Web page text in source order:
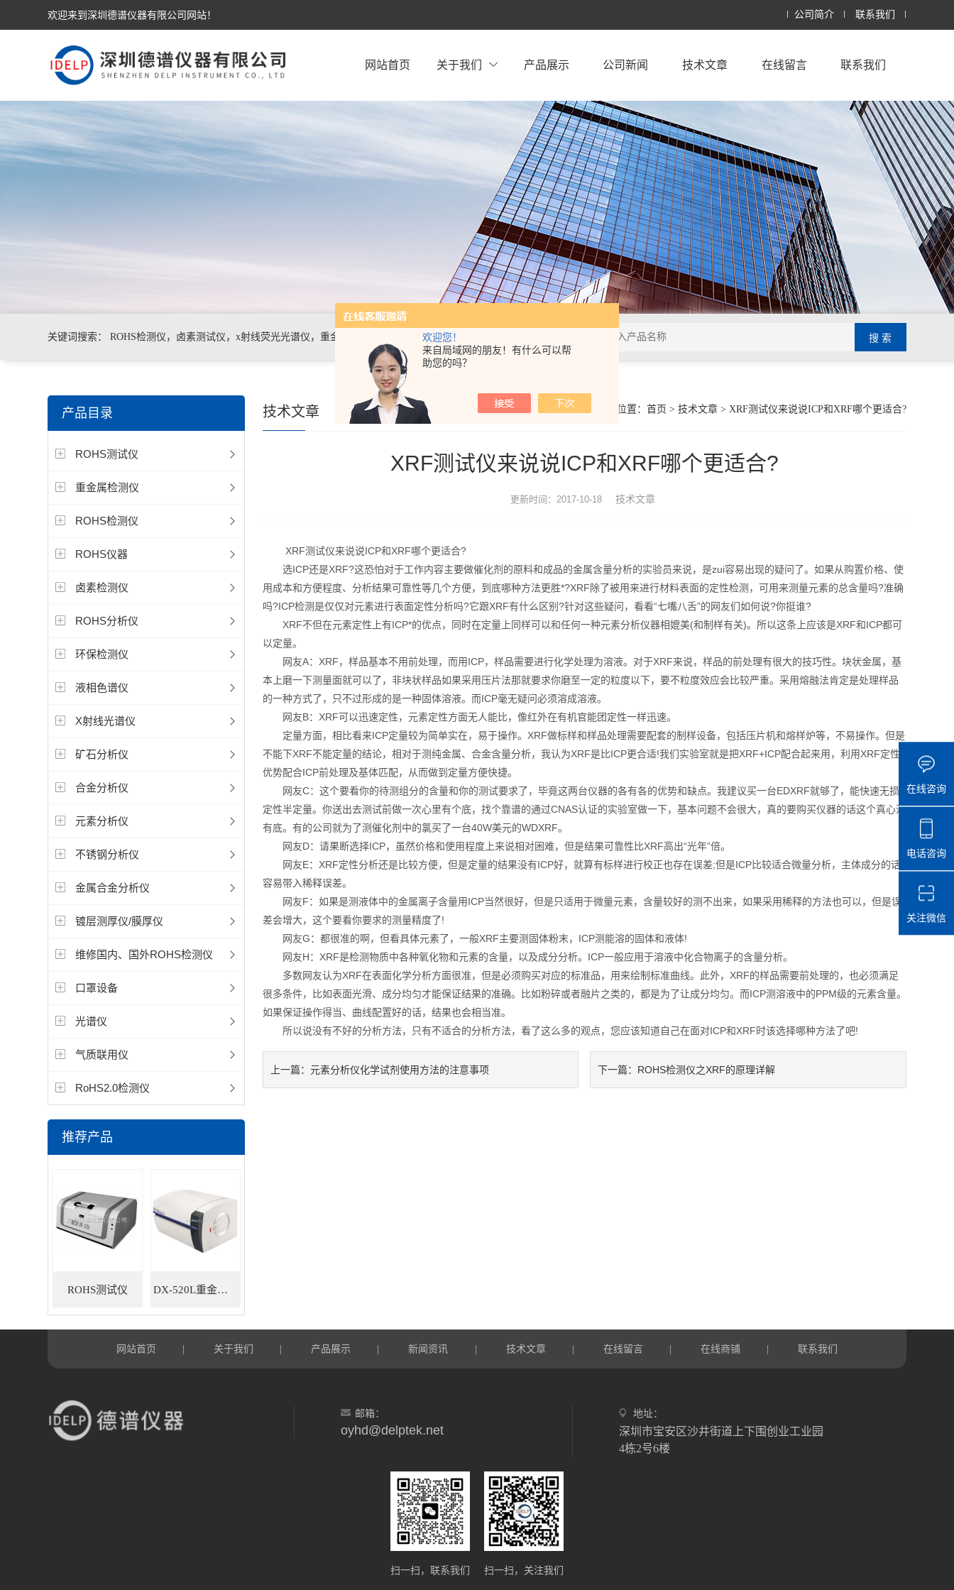
欢迎您！
来自局域网的朋友！有什么可以帮
助您的吗？
欢迎来到深圳德谱仪器有限公司网站！ 公司简介 联系我们
网站首页 关于我们 产品展示 公司新闻 技术文章 在线留言 联系我们
关键词搜索： ROHS检测仪，卤素测试仪，x射线荧光光谱仪，重金属检测仪，镀层膜厚分析仪，
手持合金分析仪，手持矿石分析仪，手持土壤分析仪，ROHS2.0分析仪，rohs十项检测仪，邻苯检
测仪，色谱仪，光谱仪
产品目录
ROHS测试仪
重金属检测仪
ROHS检测仪
ROHS仪器
卤素检测仪
ROHS分析仪
环保检测仪
液相色谱仪
X射线光谱仪
矿石分析仪
合金分析仪
元素分析仪
不锈钢分析仪
金属合金分析仪
镀层测厚仪/膜厚仪
维修国内、国外ROHS检测仪
口罩设备
光谱仪
气质联用仪
RoHS2.0检测仪
推荐产品
ROHS测试仪 DX-520L重金属ROHS检测仪
你的位置： 首页 > 技术文章> XRF测试仪来说说ICP和XRF哪个更适合?
技术文章
XRF测试仪来说说ICP和XRF哪个更适合?
更新时间：2017-10-18 技术文章
XRF测试仪来说说ICP和XRF哪个更适合?
选ICP还是XRF?这恐怕对于工作内容主要做催化剂的原料和成品的金属含量分析的实验员来说，是zui容易出现的疑问了。如果从购置价格、使
用成本和方便程度、分析结果可靠性等几个方便，到底哪种方法更胜*?XRF除了被用来进行材料表面的定性检测，可用来测量元素的总含量吗?准确
吗?ICP检测是仅仅对元素进行表面定性分析吗?它跟XRF有什么区别?针对这些疑问，看看“七嘴八舌”的网友们如何说?你挺谁?
XRF不但在元素定性上有ICP*的优点，同时在定量上同样可以和任何一种元素分析仪器相媲美(和制样有关)。所以这条上应该是XRF和ICP都可
以定量。
网友A：XRF，样品基本不用前处理，而用ICP，样品需要进行化学处理为溶液。对于XRF来说，样品的前处理有很大的技巧性。块状金属，基
本上磨一下测量面就可以了，非块状样品如果采用压片法那就要求你磨至一定的粒度以下，要不粒度效应会比较严重。采用熔融法肯定是处理样品
的一种方式了，只不过形成的是一种固体溶液。而ICP毫无疑问必须溶成溶液。
网友B：XRF可以迅速定性，元素定性方面无人能比，像红外在有机官能团定性一样迅速。
定量方面，相比看来ICP定量较为简单实在，易于操作。XRF做标样和样品处理需要配套的制样设备，包括压片机和熔样炉等，不易操作。但是
不能下XRF不能定量的结论，相对于测纯金属、合金含量分析，我认为XRF是比ICP更合适!我们实验室就是把XRF+ICP配合起来用，利用XRF定性
优势配合ICP前处理及基体匹配，从而做到定量方便快捷。
网友C：这个要看你的待测组分的含量和你的测试要求了，毕竟这两台仪器的各有各的优势和缺点。我建议买一台EDXRF就够了，能快速无损
定性半定量。你送出去测试前做一次心里有个底，找个靠谱的通过CNAS认证的实验室做一下，基本问题不会很大，真的要购买仪器的话这个真心没
有底。有的公司就为了测催化剂中的氯买了一台40W美元的WDXRF。
网友D：请果断选择ICP，虽然价格和使用程度上来说相对困难，但是结果可靠性比XRF高出“光年”倍。
网友E：XRF定性分析还是比较方便，但是定量的结果没有ICP好，就算有标样进行校正也存在误差;但是ICP比较适合微量分析，主体成分的话
容易带入稀释误差。
网友F：如果是测液体中的金属离子含量用ICP当然很好，但是只适用于微量元素，含量较好的测不出来，如果采用稀释的方法也可以，但是误
差会增大，这个要看你要求的测量精度了!
网友G：都很准的啊，但看具体元素了，一般XRF主要测固体粉末，ICP测能溶的固体和液体!
网友H：XRF是检测物质中各种氧化物和元素的含量，以及成分分析。ICP一般应用于溶液中化合物离子的含量分析。
多数网友认为XRF在表面化学分析方面很准，但是必须购买对应的标准品，用来绘制标准曲线。此外，XRF的样品需要前处理的，也必须满足
很多条件，比如表面光滑、成分均匀才能保证结果的准确。比如粉碎或者融片之类的，都是为了让成分均匀。而ICP测溶液中的PPM级的元素含量。
如果保证操作得当、曲线配置好的话，结果也会相当准。
所以说没有不好的分析方法，只有不适合的分析方法，看了这么多的观点，您应该知道自己在面对ICP和XRF时该选择哪种方法了吧!
上一篇： 元素分析仪化学试剂使用方法的注意事项 下一篇： ROHS检测仪之XRF的原理详解
网站首页 关于我们 产品展示 新闻资讯 技术文章 在线留言 在线商铺 联系我们
邮箱：
oyhd@delptek.net
地址：
深圳市宝安区沙井街道上下围创业工业园
4栋2号6楼
扫一扫，联系我们 扫一扫，关注我们
在线咨询
电话咨询
关注微信